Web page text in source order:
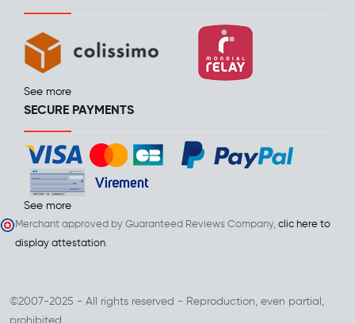
See more
SECURE PAYMENTS
See more
Merchant approved by Guaranteed Reviews Company, clic here to
display attestation.
©2007-2025 - All rights reserved - Reproduction, even partial,
prohibited